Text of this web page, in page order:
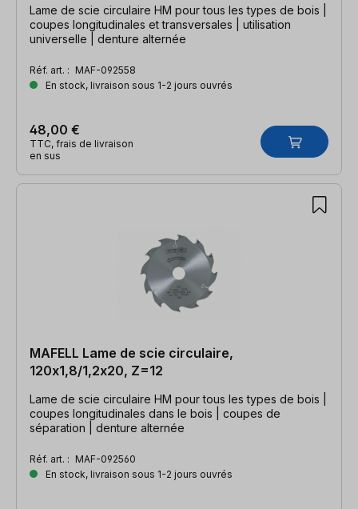
Lame de scie circulaire HM pour tous les types de bois |
coupes longitudinales et transversales | utilisation
universelle | denture alternée
Réf. art. : MAF-092558
En stock, livraison sous 1-2 jours ouvrés
48,00 €
TTC, frais de livraison
en sus
MAFELL Lame de scie circulaire,
120x1,8/1,2x20, Z=12
Lame de scie circulaire HM pour tous les types de bois |
coupes longitudinales dans le bois | coupes de
séparation | denture alternée
Réf. art. : MAF-092560
En stock, livraison sous 1-2 jours ouvrés